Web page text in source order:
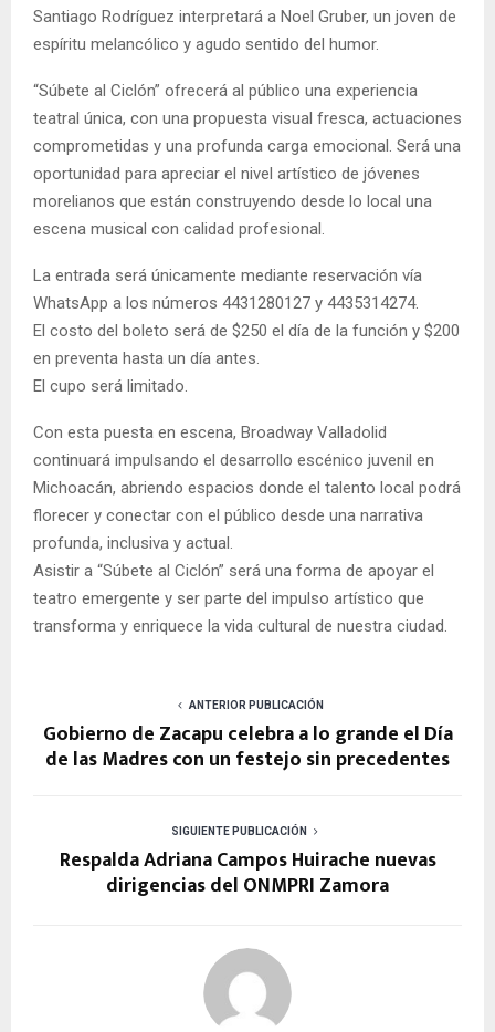
Santiago Rodríguez interpretará a Noel Gruber, un joven de
espíritu melancólico y agudo sentido del humor.
“Súbete al Ciclón” ofrecerá al público una experiencia
teatral única, con una propuesta visual fresca, actuaciones
comprometidas y una profunda carga emocional. Será una
oportunidad para apreciar el nivel artístico de jóvenes
morelianos que están construyendo desde lo local una
escena musical con calidad profesional.
La entrada será únicamente mediante reservación vía
WhatsApp a los números 4431280127 y 4435314274.
El costo del boleto será de $250 el día de la función y $200
en preventa hasta un día antes.
El cupo será limitado.
Con esta puesta en escena, Broadway Valladolid
continuará impulsando el desarrollo escénico juvenil en
Michoacán, abriendo espacios donde el talento local podrá
florecer y conectar con el público desde una narrativa
profunda, inclusiva y actual.
Asistir a “Súbete al Ciclón” será una forma de apoyar el
teatro emergente y ser parte del impulso artístico que
transforma y enriquece la vida cultural de nuestra ciudad.
ANTERIOR PUBLICACIÓN
Gobierno de Zacapu celebra a lo grande el Día
de las Madres con un festejo sin precedentes
SIGUIENTE PUBLICACIÓN
Respalda Adriana Campos Huirache nuevas
dirigencias del ONMPRI Zamora